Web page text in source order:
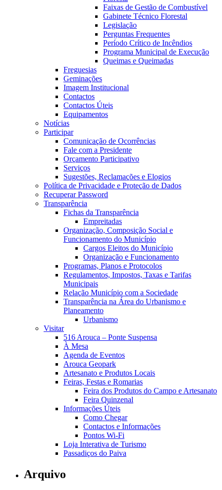
Faixas de Gestão de Combustível
Gabinete Técnico Florestal
Legislação
Perguntas Frequentes
Período Crítico de Incêndios
Programa Municipal de Execução
Queimas e Queimadas
Freguesias
Geminações
Imagem Institucional
Contactos
Contactos Úteis
Equipamentos
Notícias
Participar
Comunicação de Ocorrências
Fale com a Presidente
Orçamento Participativo
Serviços
Sugestões, Reclamações e Elogios
Política de Privacidade e Proteção de Dados
Recuperar Password
Transparência
Fichas da Transparência
Empreitadas
Organização, Composição Social e
Funcionamento do Município
Cargos Eleitos do Município
Organização e Funcionamento
Programas, Planos e Protocolos
Regulamentos, Impostos, Taxas e Tarifas
Municipais
Relação Município com a Sociedade
Transparência na Área do Urbanismo e
Planeamento
Urbanismo
Visitar
516 Arouca – Ponte Suspensa
À Mesa
Agenda de Eventos
Arouca Geopark
Artesanato e Produtos Locais
Feiras, Festas e Romarias
Feira dos Produtos do Campo e Artesanato
Feira Quinzenal
Informações Úteis
Como Chegar
Contactos e Informações
Pontos Wi-Fi
Loja Interativa de Turismo
Passadiços do Paiva
Arquivo